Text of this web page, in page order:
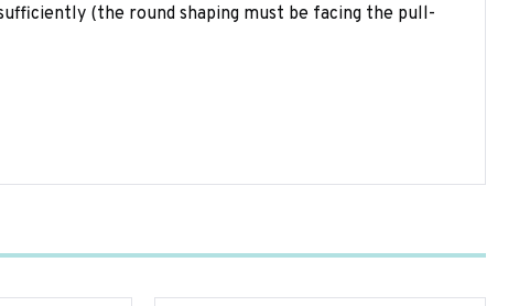
(the round shaping must be facing the pull-